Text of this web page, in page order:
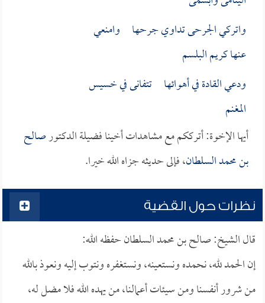
واتركي الجرحى تداوي جرحها وامنعي
عنها كريم البلسم
ودعي القادة في أهوائها تتفانى في خسيس
المغنم
أيها الإخوة: أترككم مع مشاهدات أخينا فضيلة الدكتورصالح
بن محمد السلطان، فإلى حديثه جزاه الله خيرا.
نظرات حول القضية
قال الشيخ: صالح بن محمد السلطان حفظه الله:
إن الحمد لله، نحمده ونستعينه، ونستغفره ونتوب إليه ونعوذ بالله
من شرور أنفسنا ومن سيئات أعمالنا، من يهده الله فلا مضل له،